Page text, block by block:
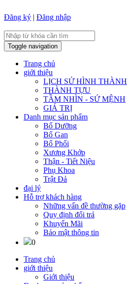
Đăng ký | Đăng nhập
Toggle navigation
Trang chủ
giới thiệu
LỊCH SỬ HÌNH THÀNH
THÀNH TỰU
TẦM NHÌN - SỨ MỆNH
GIÁ TRỊ
Danh mục sản phẩm
Bổ Dưỡng
Bổ Gan
Bổ Phổi
Xương Khớp
Thận - Tiết Niệu
Phụ Khoa
Trật Đả
đại lý
Hỗ trợ khách hàng
Những vấn đề thường gặp
Quy định đổi trả
Khuyến Mãi
Bảo mật thông tin
0
Trang chủ
giới thiệu
Giới thiệu